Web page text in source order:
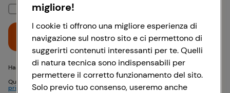
Mantieni la sessione attiva
Hai problemi di accesso? {{recover-pwd}} o {{recover-email}}
Questo sito è protetto da reCAPTCHA e si applicano
privacy eTermini di servizioGoogle
Accedi
migliore!
I cookie ti offrono una migliore esperienza di
navigazione sul nostro sito e ci permettono di
suggerirti contenuti interessanti per te. Quelli
di natura tecnica sono indispensabili per
permettere il corretto funzionamento del sito.
Solo previo tuo consenso, useremo anche